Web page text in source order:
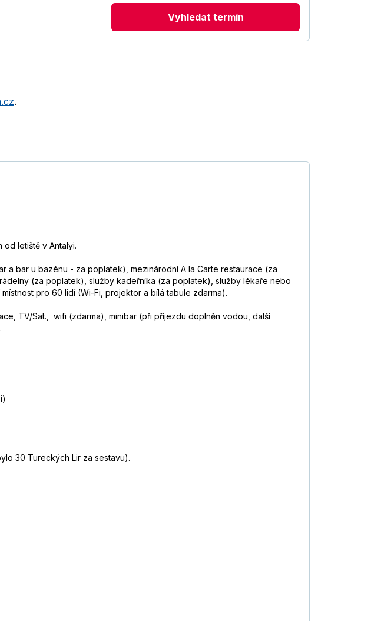
Vyhledat termín
.
od letiště v Antalyi.
bar u bazénu - za poplatek), mezinárodní A la Carte restaurace (za
(za poplatek), služby kadeřníka (za poplatek), služby lékaře nebo
pro 60 lidí (Wi-Fi, projektor a bílá tabule zdarma).
TV/Sat., wifi (zdarma), minibar (při příjezdu doplněn vodou, další
30 Tureckých Lir za sestavu).